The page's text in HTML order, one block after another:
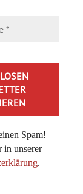
Spam!
in unserer
.
ist, steht
;)